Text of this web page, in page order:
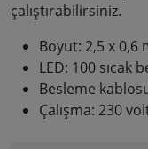
çalıştırabilirsiniz.
Boyut: 2,5 x 0,6
LED: 100 sıcak
Besleme
Çalışma: 230